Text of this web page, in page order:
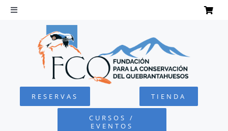
Saltar
Toggle
Navigation
QUEBRANTAHUESOS
FUNDACIÓN
RESERVAS TIENDA
CURSOS /
EVENTOS